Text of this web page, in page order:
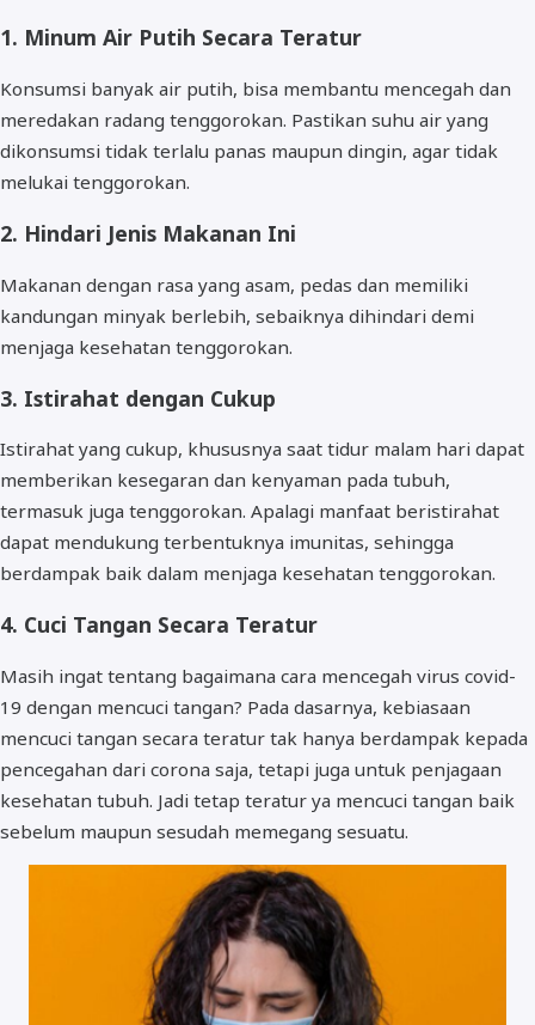
1. Minum Air Putih Secara Teratur
Konsumsi banyak air putih, bisa membantu mencegah dan
meredakan radang tenggorokan. Pastikan suhu air yang
dikonsumsi tidak terlalu panas maupun dingin, agar tidak
melukai tenggorokan.
2. Hindari Jenis Makanan Ini
Makanan dengan rasa yang asam, pedas dan memiliki
kandungan minyak berlebih, sebaiknya dihindari demi
menjaga kesehatan tenggorokan.
3. Istirahat dengan Cukup
Istirahat yang cukup, khususnya saat tidur malam hari dapat
memberikan kesegaran dan kenyaman pada tubuh,
termasuk juga tenggorokan. Apalagi manfaat beristirahat
dapat mendukung terbentuknya imunitas, sehingga
berdampak baik dalam menjaga kesehatan tenggorokan.
4. Cuci Tangan Secara Teratur
Masih ingat tentang bagaimana cara mencegah virus covid-
19 dengan mencuci tangan? Pada dasarnya, kebiasaan
mencuci tangan secara teratur tak hanya berdampak kepada
pencegahan dari corona saja, tetapi juga untuk penjagaan
kesehatan tubuh. Jadi tetap teratur ya mencuci tangan baik
sebelum maupun sesudah memegang sesuatu.